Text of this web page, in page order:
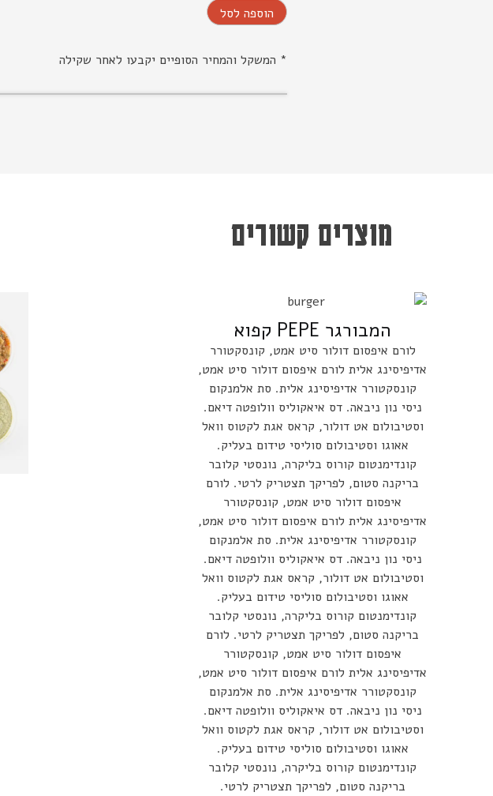
הוספה לסל
* המשקל והמחיר הסופיים יקבעו לאחר שקילה
מוצרים קשורים
המבורגר PEPE קפוא
לורם איפסום דולור סיט אמט, קונסקטורר
אדיפיסינג אלית לורם איפסום דולור סיט אמט,
קונסקטורר אדיפיסינג אלית. סת אלמנקום
ניסי נון ניבאה. דס איאקוליס וולופטה דיאם.
וסטיבולום אט דולור, קראס אגת לקטוס וואל
אאוגו וסטיבולום סוליסי טידום בעליק.
קונדימנטום קורוס בליקרה, נונסטי קלובר
בריקנה סטום, לפריקך תצטריק לרטי. לורם
איפסום דולור סיט אמט, קונסקטורר
אדיפיסינג אלית לורם איפסום דולור סיט אמט,
קונסקטורר אדיפיסינג אלית. סת אלמנקום
ניסי נון ניבאה. דס איאקוליס וולופטה דיאם.
וסטיבולום אט דולור, קראס אגת לקטוס וואל
אאוגו וסטיבולום סוליסי טידום בעליק.
קונדימנטום קורוס בליקרה, נונסטי קלובר
בריקנה סטום, לפריקך תצטריק לרטי. לורם
איפסום דולור סיט אמט, קונסקטורר
אדיפיסינג אלית לורם איפסום דולור סיט אמט,
קונסקטורר אדיפיסינג אלית. סת אלמנקום
ניסי נון ניבאה. דס איאקוליס וולופטה דיאם.
וסטיבולום אט דולור, קראס אגת לקטוס וואל
אאוגו וסטיבולום סוליסי טידום בעליק.
קונדימנטום קורוס בליקרה, נונסטי קלובר
בריקנה סטום, לפריקך תצטריק לרטי.